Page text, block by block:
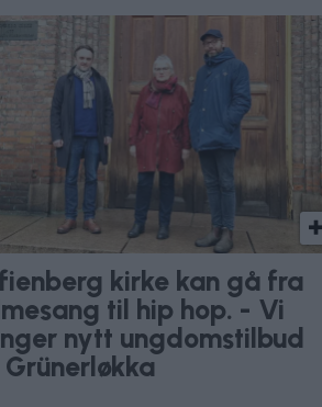
kirke kan gå fra
til hip hop. - Vi
nytt ungdomstilbud